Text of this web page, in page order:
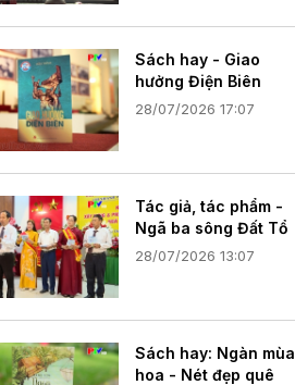
Sách hay - Giao
hưởng Điện Biên
28/07/2026 17:07
Tác giả, tác phẩm -
Ngã ba sông Đất Tổ
28/07/2026 13:07
Sách hay: Ngàn mùa
hoa - Nét đẹp quê